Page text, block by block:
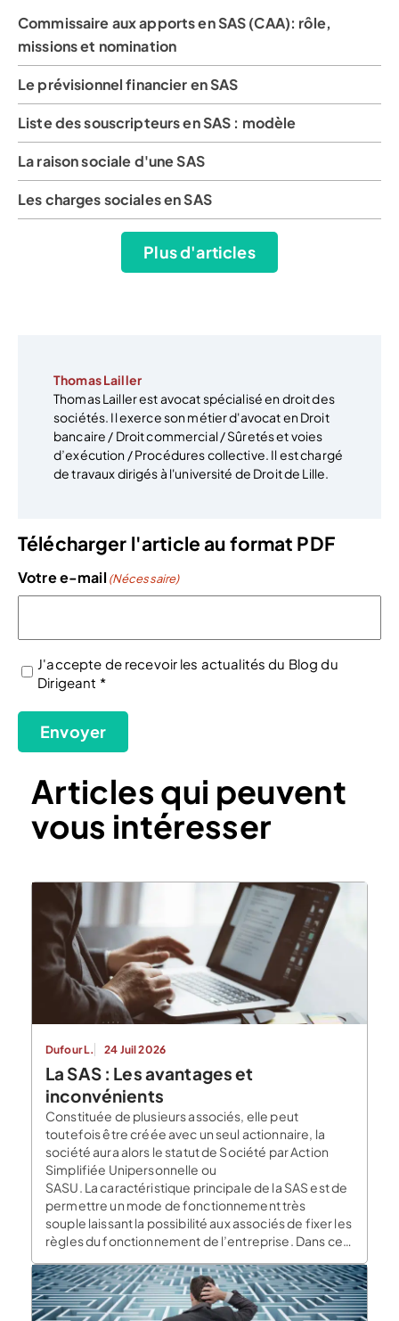
Commissaire aux apports en SAS (CAA): rôle,
missions et nomination
Le prévisionnel financier en SAS
Liste des souscripteurs en SAS : modèle
La raison sociale d'une SAS
Les charges sociales en SAS
Plus d'articles
Thomas Lailler
Thomas Lailler est avocat spécialisé en droit des
sociétés. Il exerce son métier d'avocat en Droit
bancaire / Droit commercial / Sûretés et voies
d’exécution / Procédures collective. Il est chargé
de travaux dirigés à l'université de Droit de Lille.
Télécharger l'article au format PDF
Votre e-mail (Nécessaire)
(Nécessaire)
J'accepte de recevoir les actualités du Blog du
Dirigeant *
Envoyer
Articles qui peuvent
vous intéresser
Dufour L. 24 Juil 2026
La SAS : Les avantages et
inconvénients
Constituée de plusieurs associés, elle peut
toutefois être créée avec un seul actionnaire, la
société aura alors le statut de Société par Action
Simplifiée Unipersonnelle ou
SASU. La caractéristique principale de la SAS est de
permettre un mode de fonctionnement très
souple laissant la possibilité aux associés de fixer les
règles du fonctionnement de l’entreprise. Dans cet